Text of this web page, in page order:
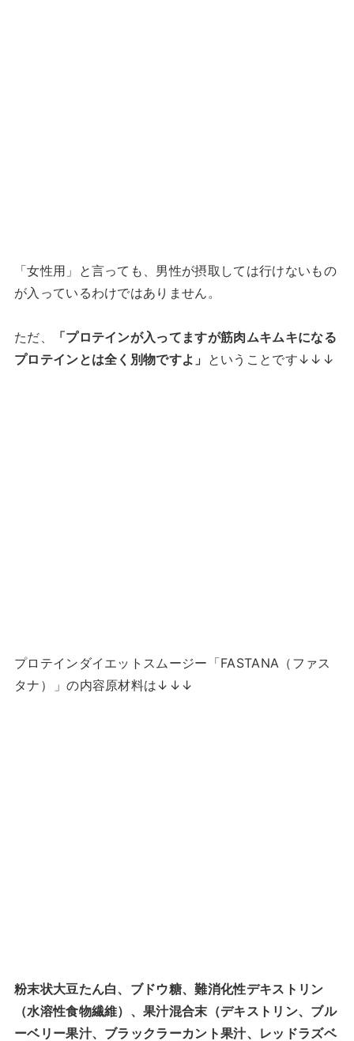
「女性用」と言っても、男性が摂取しては行けないもの
が入っているわけではありません。
ただ、
「プロテインが入ってますが筋肉ムキムキになる
プロテインとは全く別物ですよ」 ということです↓↓↓
プロテインダイエットスムージー「FASTANA（ファス
タナ）
」の内容原材料は↓↓↓
粉末状大豆たん白、ブドウ糖、難消化性デキストリン
（水溶性食物繊維）、果汁混合末（デキストリン、ブル
ーベリー果汁、ブラックラーカント果汁、レッドラズベ